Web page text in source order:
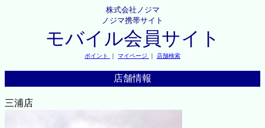
株式会社ノジマ
ノジマ携帯サイト
モバイル会員サイト
ポイント ｜ マイページ ｜ 店舗検索
店舗情報
三浦店